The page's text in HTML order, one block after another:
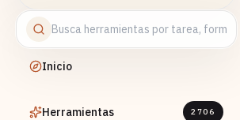
Inicio
Herramientas 2706